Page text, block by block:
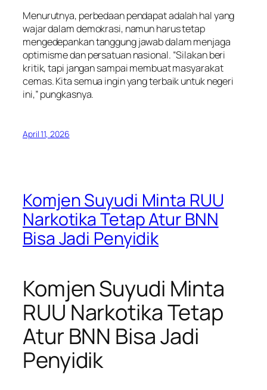
Menurutnya, perbedaan pendapat adalah hal yang
wajar dalam demokrasi, namun harus tetap
mengedepankan tanggung jawab dalam menjaga
optimisme dan persatuan nasional. “Silakan beri
kritik, tapi jangan sampai membuat masyarakat
cemas. Kita semua ingin yang terbaik untuk negeri
ini,” pungkasnya.
April 11, 2026
Komjen Suyudi Minta RUU
Narkotika Tetap Atur BNN
Bisa Jadi Penyidik
Komjen Suyudi Minta
RUU Narkotika Tetap
Atur BNN Bisa Jadi
Penyidik